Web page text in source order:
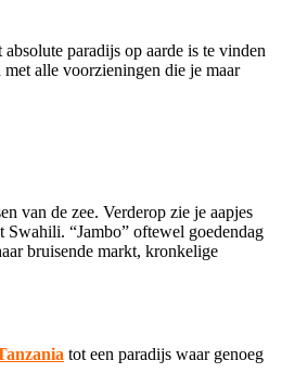
paradijs op aarde is te vinden
alle voorzieningen die je maar
van de zee. Verderop zie je aapjes
Swahili. “Jambo” oftewel goedendag
bruisende markt, kronkelige
tot een paradijs waar genoeg